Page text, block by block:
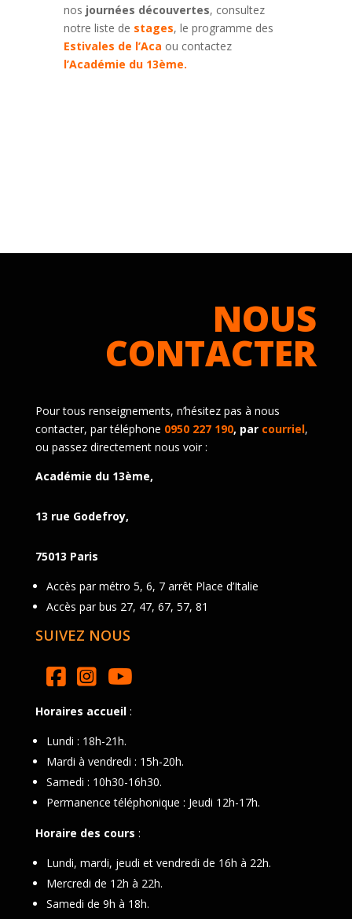
nos journées découvertes, consultez
notre liste de stages, le programme des
Estivales de l’Aca ou contactez
l’Académie du 13ème.
NOUS
CONTACTER
Pour tous renseignements, n’hésitez pas à nous
contacter, par téléphone 0950 227 190, par courriel,
ou passez directement nous voir :
Académie du 13ème,
13 rue Godefroy,
75013 Paris
Accès par métro 5, 6, 7 arrêt Place d’Italie
Accès par bus 27, 47, 67, 57, 81
SUIVEZ NOUS
Horaires accueil:
Lundi : 18h-21h.
Mardi à vendredi : 15h-20h.
Samedi : 10h30-16h30.
Permanence téléphonique : Jeudi 12h-17h.
Horaire des cours :
Lundi, mardi, jeudi et vendredi de 16h à 22h.
Mercredi de 12h à 22h.
Samedi de 9h à 18h.